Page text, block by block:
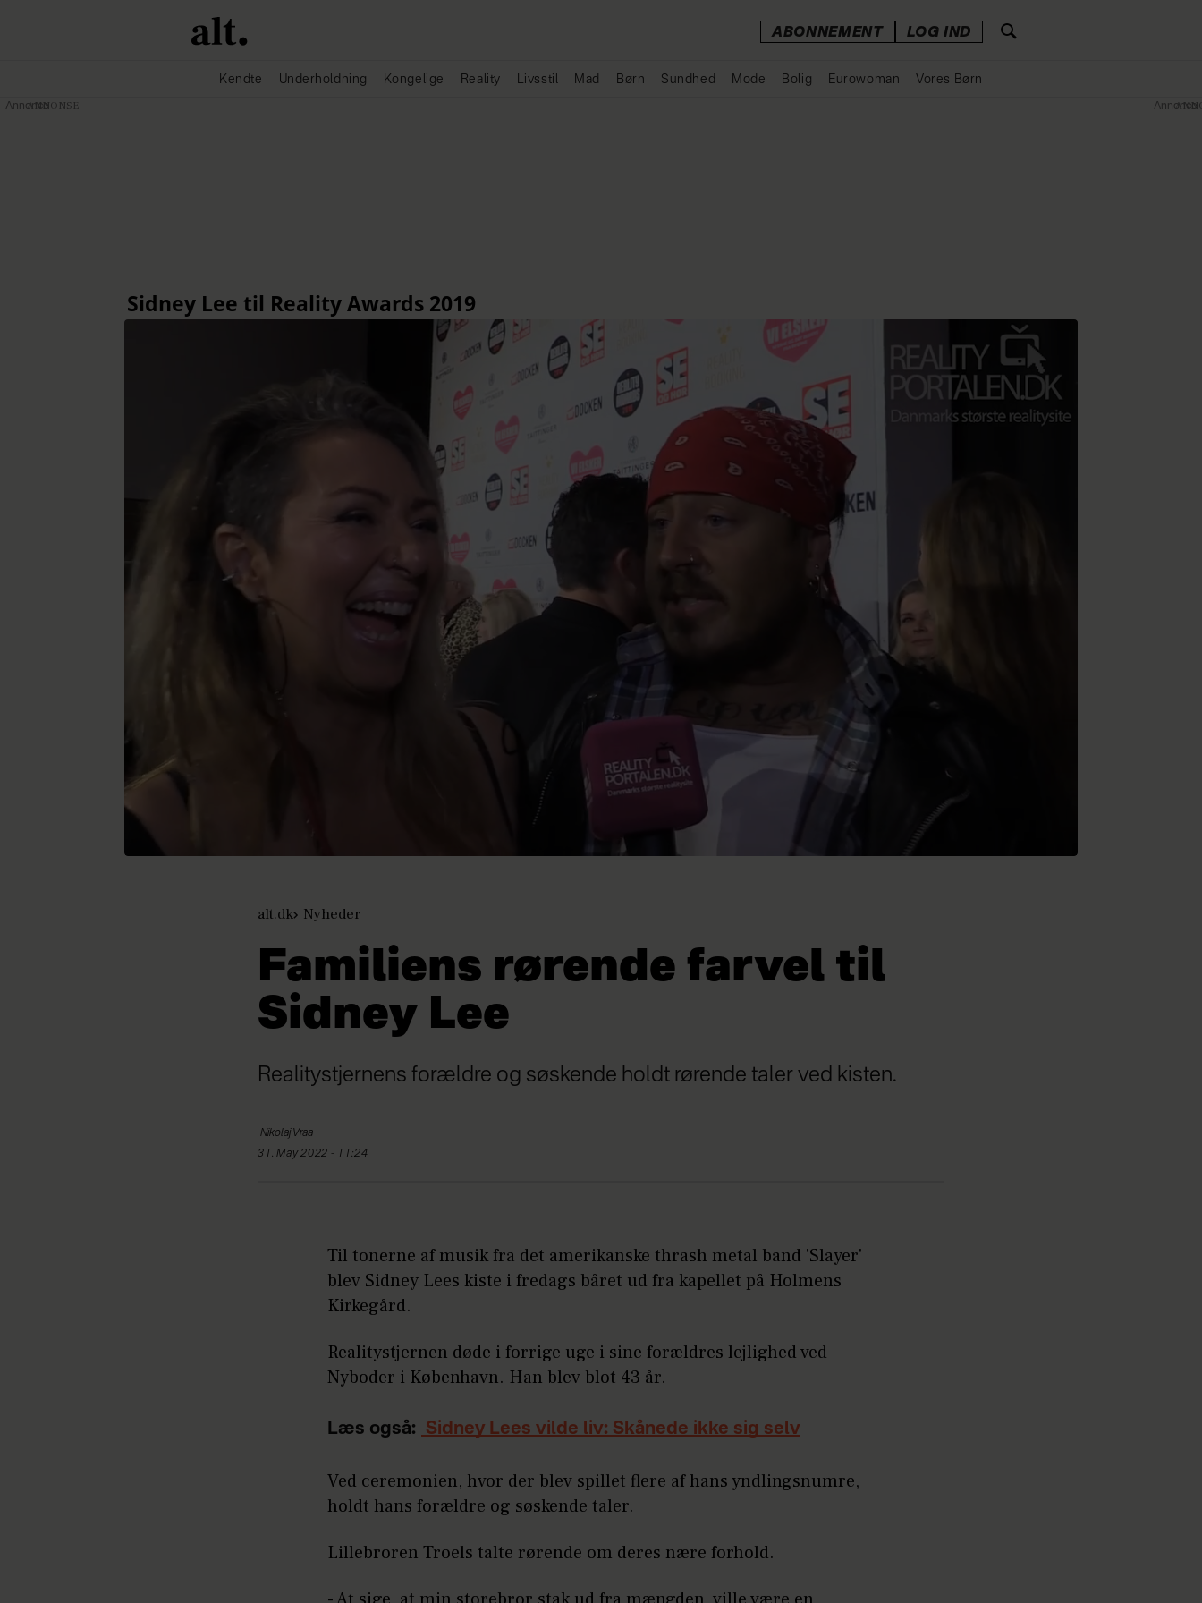
ABONNEMENT LOG IND
Kendte Underholdning Kongelige Reality Livsstil Mad Børn Sundhed Mode Bolig Eurowoman Vores Børn
alt.dk Nyheder
Familiens rørende farvel til
Sidney Lee
Realitystjernens forældre og søskende holdt rørende taler ved kisten.
Nikolaj Vraa
31. May 2022 - 11:24
Til tonerne af musik fra det amerikanske thrash metal band 'Slayer'
blev Sidney Lees kiste i fredags båret ud fra kapellet på Holmens
Kirkegård.
Realitystjernen døde i forrige uge i sine forældres lejlighed ved
Nyboder i København. Han blev blot 43 år.
Læs også: Sidney Lees vilde liv: Skånede ikke sig selv
Ved ceremonien, hvor der blev spillet flere af hans yndlingsnumre,
holdt hans forældre og søskende taler.
Lillebroren Troels talte rørende om deres nære forhold.
Annonce Annonce